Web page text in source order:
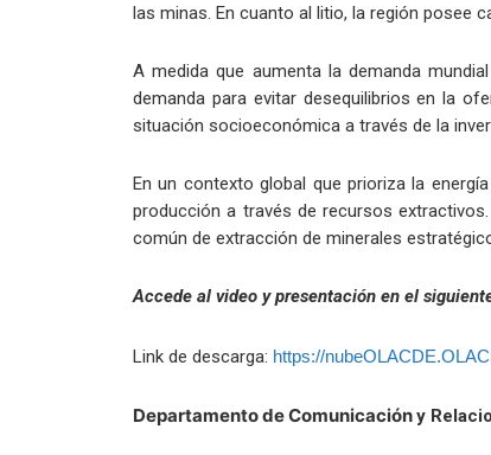
las minas. En cuanto al litio, la región posee
A medida que aumenta la demanda
demanda para evitar desequilibrios en la
situación socioeconómica a través de la
En un contexto global que prioriza la
producción a través de recursos
común de extracción de minerales
Accede al video y presentación en el
Link de descarga: https://
Departamento de Comunicacióny